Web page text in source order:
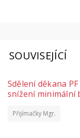
SOUVISEJÍCÍ
Sdělení děkana
snížení minimální
Přijímačky Mgr.